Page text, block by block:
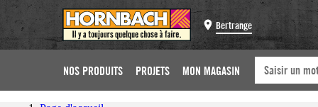
Bertrange
NOS PRODUITS PROJETS MON MAGASIN